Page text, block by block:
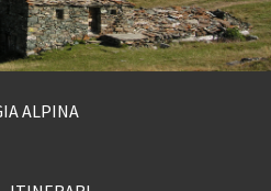
ALPINA